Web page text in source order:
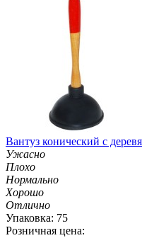
Вантуз конический с
Ужасно
Плохо
Нормально
Хорошо
Отлично
Упаковка: 75
Розничная цена: